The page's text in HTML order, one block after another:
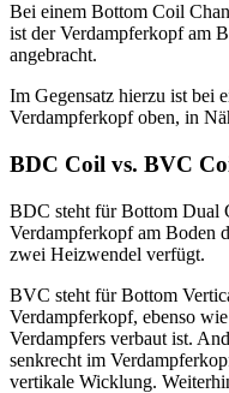
Bei einem Bottom Coil
ist der Verdampferkopf am
angebracht.
Im Gegensatz hierzu ist bei
Verdampferkopf oben, in
BDC Coil vs. BVC
BDC steht für Bottom Dual
Verdampferkopf am Boden
zwei Heizwendel verfügt.
BVC steht für Bottom
Verdampferkopf, ebenso
Verdampfers verbaut ist.
senkrecht im
vertikale Wicklung.